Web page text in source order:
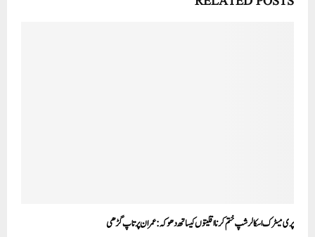
پری میٹرک اسکالر شپ ختم کرنا اقلیتوں کیساتھ دھوکہ:عمران پرتاپ گڑھی